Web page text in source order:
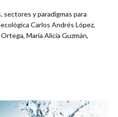
sectores y paradigmas para
Carlos Andrés López,
María Alicia Guzmán,